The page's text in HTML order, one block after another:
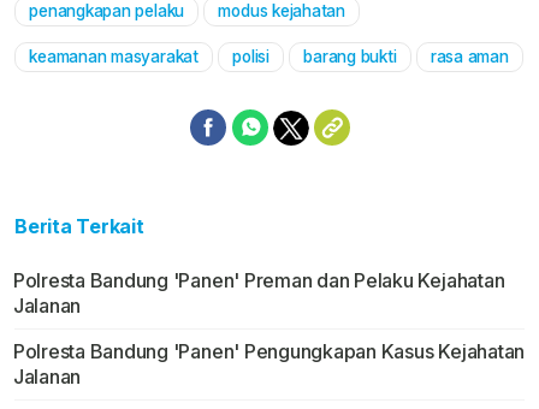
penangkapan pelaku modus kejahatan
keamanan masyarakat polisi barang bukti rasa aman
Berita Terkait
Polresta Bandung 'Panen' Preman dan Pelaku Kejahatan
Jalanan
Polresta Bandung 'Panen' Pengungkapan Kasus Kejahatan
Jalanan